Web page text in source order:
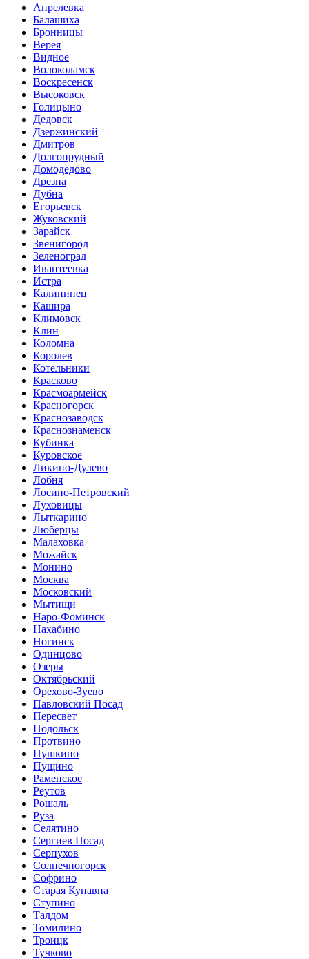
Апрелевка
Балашиха
Бронницы
Верея
Видное
Волоколамск
Воскресенск
Высоковск
Голицыно
Дедовск
Дзержинский
Дмитров
Долгопрудный
Домодедово
Дрезна
Дубна
Егорьевск
Жуковский
Зарайск
Звенигород
Зеленоград
Ивантеевка
Истра
Калининец
Кашира
Климовск
Клин
Коломна
Королев
Котельники
Красково
Красмоармейск
Красногорск
Краснозаводск
Краснознаменск
Кубинка
Куровское
Ликино-Дулево
Лобня
Лосино-Петровский
Луховицы
Лыткарино
Люберцы
Малаховка
Можайск
Монино
Москва
Московский
Мытищи
Наро-Фоминск
Нахабино
Ногинск
Одинцово
Озеры
Октябрьский
Орехово-Зуево
Павловский Посад
Пересвет
Подольск
Протвино
Пушкино
Пущино
Раменское
Реутов
Рошаль
Руза
Селятино
Сергиев Посад
Серпухов
Солнечногорск
Софрино
Старая Купавна
Ступино
Талдом
Томилино
Троицк
Тучково